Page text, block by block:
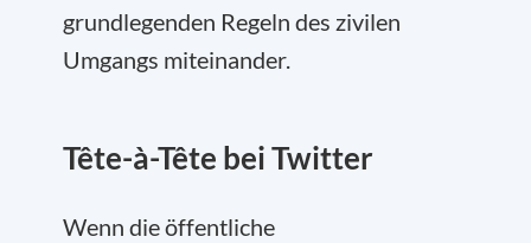
grundlegenden Regeln des zivilen
Umgangs miteinander.
Tête-à-Tête bei Twitter
Wenn die öffentliche